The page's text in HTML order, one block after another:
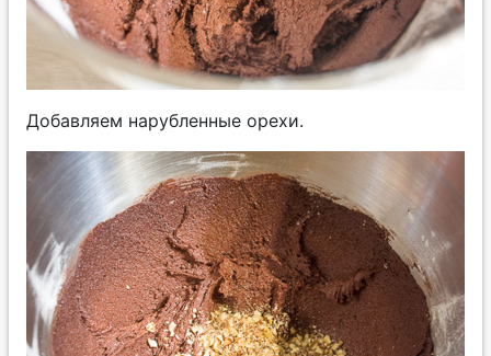
Добавляем нарубленные орехи.